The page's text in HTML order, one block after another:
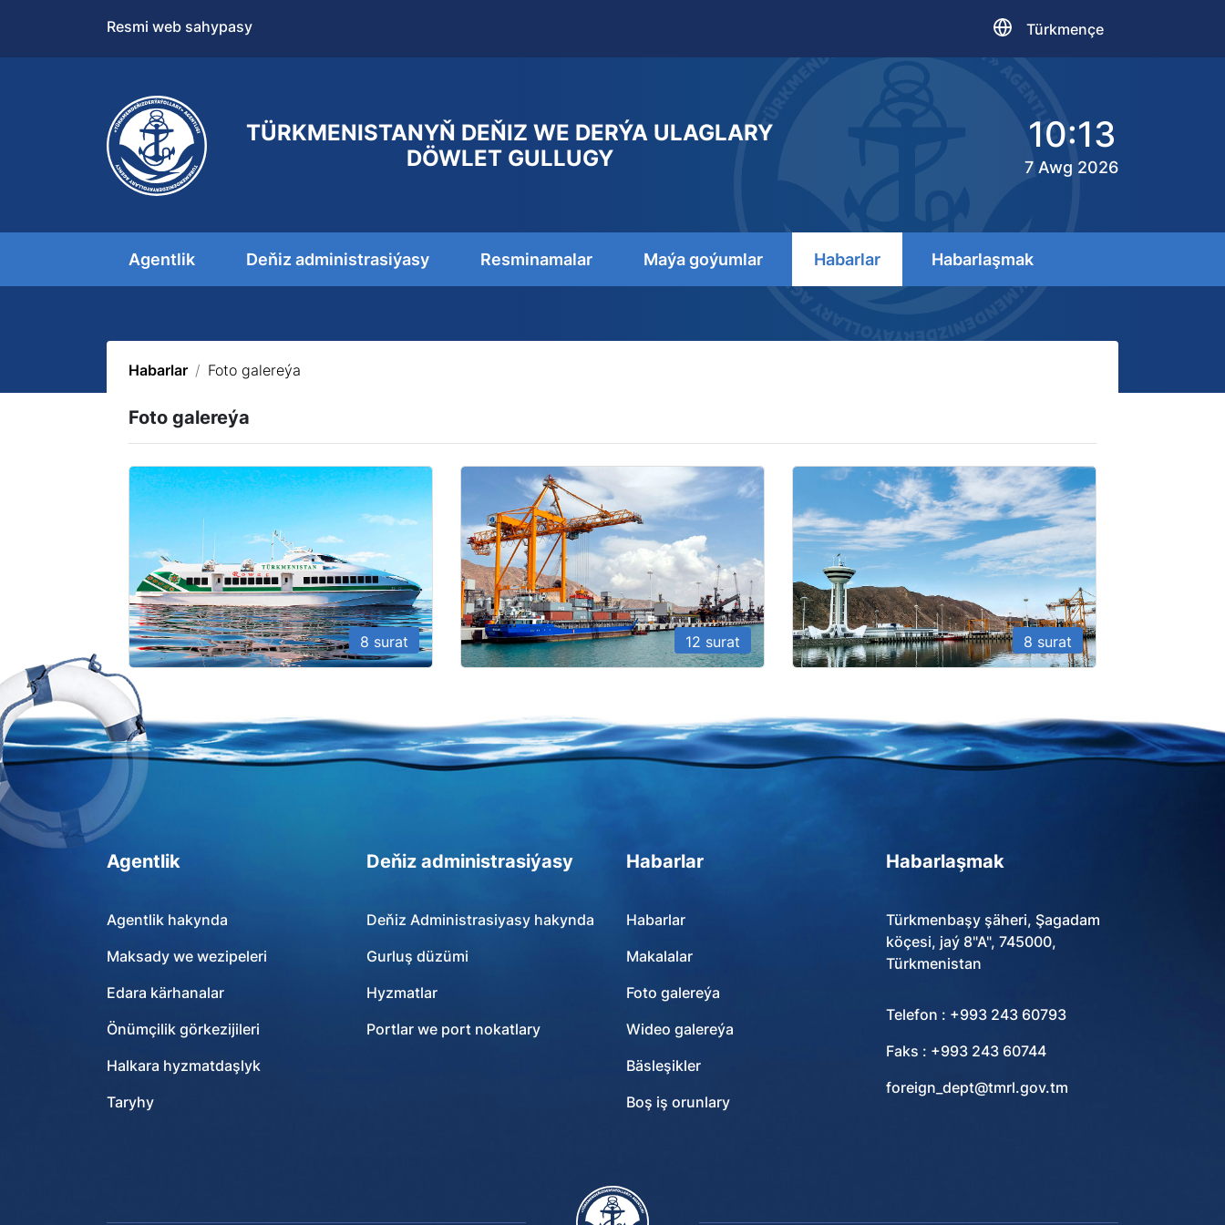
Resmi web sahypasy Türkmençe
TÜRKMENISTANYŇ DEŇIZ WE DERÝA ULAGLARY
DÖWLET GULLUGY
10:13
7 Awg 2026
Agentlik Deňiz administrasiýasy Resminamalar Maýa goýumlar Habarlar Habarlaşmak
Habarlar Foto galereýa
Foto galereýa
8 surat 12 surat 8 surat
Agentlik
Agentlik hakynda
Maksady we wezipeleri
Edara kärhanalar
Önümçilik görkezijileri
Halkara hyzmatdaşlyk
Taryhy
Deňiz administrasiýasy
Deňiz Administrasiyasy hakynda
Gurluş düzümi
Hyzmatlar
Portlar we port nokatlary
Habarlar
Habarlar
Makalalar
Foto galereýa
Wideo galereýa
Bäsleşikler
Boş iş orunlary
Habarlaşmak
Türkmenbaşy şäheri, Şagadam
köçesi, jaý 8"A", 745000,
Türkmenistan
Telefon : +993 243 60793
Faks : +993 243 60744
foreign_dept@tmrl.gov.tm